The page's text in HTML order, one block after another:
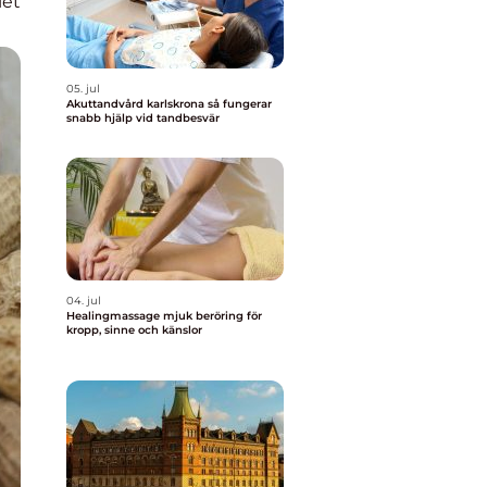
05. jul
Akuttandvård karlskrona så fungerar
snabb hjälp vid tandbesvär
04. jul
Healingmassage mjuk beröring för
kropp, sinne och känslor